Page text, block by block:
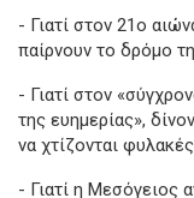
- Γιατί στον 21ο
παίρνουν το δρόμο
- Γιατί στον
της ευημερίας»,
να χτίζονται
- Γιατί η Μεσόγειος